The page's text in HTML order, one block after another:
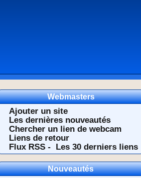
Webmasters
Ajouter un site
Les dernières nouveautés
Chercher un lien de webcam
Liens de retour
Flux RSS -
Les 30 derniers liens
Nouveautés